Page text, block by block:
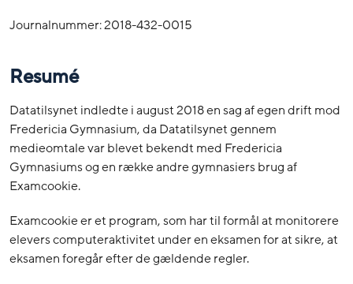
Journalnummer: 2018-432-0015
Resumé
Datatilsynet indledte i august 2018 en sag af egen drift mod
Fredericia Gymnasium, da Datatilsynet gennem
medieomtale var blevet bekendt med Fredericia
Gymnasiums og en række andre gymnasiers brug af
Examcookie.
Examcookie er et program, som har til formål at monitorere
elevers computeraktivitet under en eksamen for at sikre, at
eksamen foregår efter de gældende regler.